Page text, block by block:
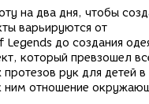
на два дня, чтобы
варьируются от
до создания
который превзошел
рук для детей в
ним отношение